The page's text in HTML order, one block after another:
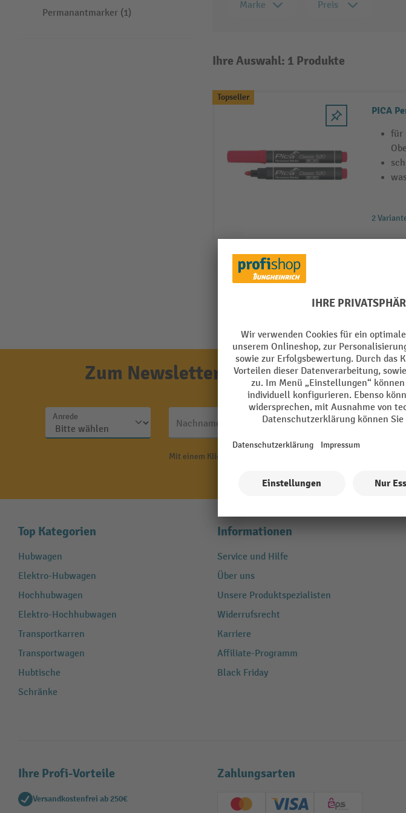
Permanantmarker (1)
Marke Preis
Ihre Auswahl: 1 Produkte
Topseller
PICA
für
2
Zum Newsletter anmelden und bis
Anrede
Nachname
Mit einem Klick auf "Anmelden" erklären Sie sich bereit,
Nähere Informationen zur
Top Kategorien
Hubwagen
Elektro-Hubwagen
Hochhubwagen
Elektro-Hochhubwagen
Transportkarren
Transportwagen
Hubtische
Schränke
Informationen
Service und Hilfe
Über uns
Unsere Produktspezialisten
Widerrufsrecht
Karriere
Affiliate-Programm
Black Friday
Ihre Profi-Vorteile
Versandkostenfrei ab 250€
Zahlungsarten
Creditcard (Master)Creditcard (Visa)
EPS